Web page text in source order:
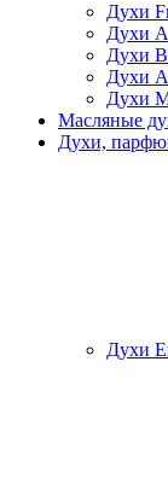
Духи
Духи
Духи
Духи
Духи
Масляные
Духи,
Духи